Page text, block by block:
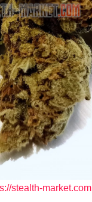
stealth-market.com